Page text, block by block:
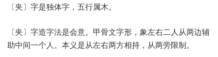
〔夹〕字是独体字，五行属木。
〔夹〕字造字法是会意。甲骨文字形，象左右二人从两边辅
助中间一个人。本义是从左右两方相持，从两旁限制。